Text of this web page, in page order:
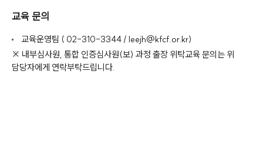
교육 문의
교육운영팀 ( 02-310-3344 / leejh@kfcf.or.kr)
※ 내부심사원, 통합 인증심사원(보) 과정 출장 위탁교육 문의는 위
담당자에게 연락부탁드립니다.